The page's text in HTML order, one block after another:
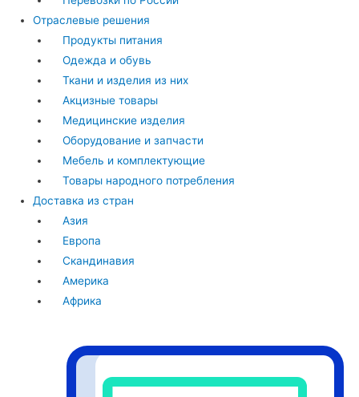
Отраслевые решения
Продукты питания
Одежда и обувь
Ткани и изделия из них
Акцизные товары
Медицинские изделия
Оборудование и запчасти
Мебель и комплектующие
Товары народного потребления
Доставка из стран
Азия
Европа
Скандинавия
Америка
Африка